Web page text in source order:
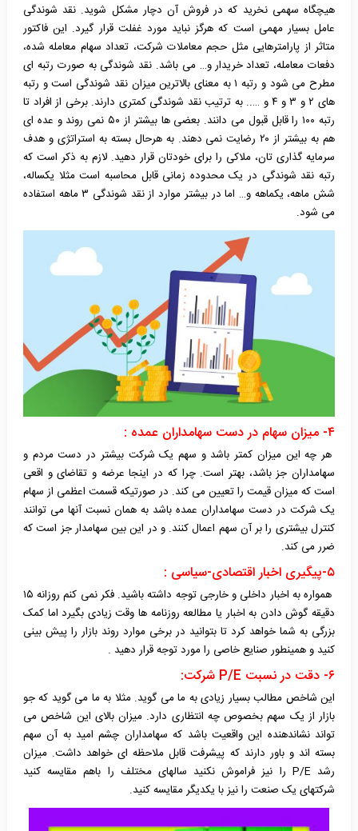
هیچگاه سهمی نخرید که در فروش آن دچار مشکل شوید. نقد شوندگی
عامل بسیار مهمی است که هرگز نباید مورد غفلت قرار گیرد. این فاکتور
متاثر از پارامترهایی مثل حجم معاملات شرکت، تعداد سهام معامله شده،
دفعات معامله، تعداد خریدار و… می باشد. نقد شوندگی به صورت رتبه ای
مطرح می شود و رتبه ۱ به معنای بالاترین میزان نقد شوندگی است و رتبه
های ۲ و ۳ و ۴ و ….. به ترتیب نقد شوندگی کمتری دارند. برخی از افراد تا
رتبه ۱۰۰ را قابل قبول می دانند. بعضی ها بیشتر از ۵۰ نمی روند و عده ای
هم به بیشتر از ۲۰ رضایت نمی دهند. به هرحال بسته به استراتژی و هدف
سرمایه گذاری تان، ملاکی را برای خودتان قرار دهید. لازم به ذکر است که
رتبه نقد شوندگی در یک محدوده زمانی قابل محاسبه است مثلا یکساله،
شش ماهه، یکماهه و… اما در بیشتر موارد از نقد شوندگی ۳ ماهه استفاده
می شود.
۴- میزان سهام در دست سهامداران عمده :
هر چه این میزان کمتر باشد و سهم یک شرکت بیشتر در دست مردم و
سهامداران جز باشد، بهتر است. چرا که در اینجا عرضه و تقاضای و اقعی
است که میزان قیمت را تعیین می کند. در صورتیکه قسمت اعظمی از سهام
یک شرکت در دست سهامداران عمده باشد به همان نسبت آنها می توانند
کنترل بیشتری را بر آن سهم اعمال کنند. و در این بین سهامدار جز است که
ضرر می کند.
۵-پیگیری اخبار اقتصادی-سیاسی :
همواره به اخبار داخلی و خارجی توجه داشته باشید. فکر نمی کنم روزانه ۱۵
دقیقه گوش دادن به اخبار یا مطالعه روزنامه ها وقت زیادی بگیرد اما کمک
بزرگی به شما خواهد کرد تا بتوانید در برخی موارد روند بازار را پیش بینی
کنید و همینطور صنایع خاصی را مورد توجه قرار دهید .
۶- دقت در نسبت P/E شرکت:
این شاخص مطالب بسیار زیادی به ما می گوید. مثلا به ما می گوید که جو
بازار از یک سهم بخصوص چه انتظاری دارد. میزان بالای این شاخص می
تواند نشاندهنده این واقعیت باشد که سهامداران چشم امید به آن سهم
بسته اند و باور دارند که پیشرفت قابل ملاحظه ای خواهد داشت. میزان
رشدP/E را نیز فراموش نکنید سالهای مختلف را باهم مقایسه کنید
شرکتهای یک صنعت را نیز با یکدیگر مقایسه کنید.